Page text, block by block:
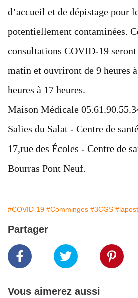
d’accueil et de dépistage pour
potentiellement contaminées.
consultations COVID-19 seront
matin et ouvriront de 9 heures
heures à 17 heures.
Maison Médicale
Salies du Salat - Centre de
17,rue des Écoles - Centre de
Bourras Pont Neuf.
#COVID-19 #Comminges #3CGS
Partager
Vous aimerez aussi